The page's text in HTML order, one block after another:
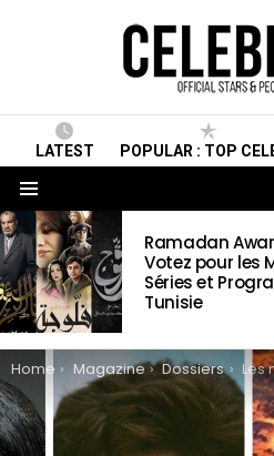
LATEST POPULAR : TOP
LATEST
STORIES
Ramadan
Votez pour les
Séries et
Tunisie
You are here:
Home Magazine Dossiers Les meilleurs